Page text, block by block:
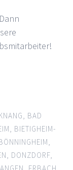
, BAD
, BIETIGHEIM-
,
, DONZDORF,